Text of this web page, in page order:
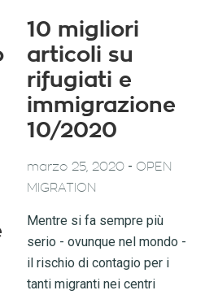
10 migliori
articoli su
rifugiati e
immigrazione
10/2020
marzo 25, 2020 - OPEN
MIGRATION
Mentre si fa sempre più
serio - ovunque nel mondo -
il rischio di contagio per i
tanti migranti nei centri